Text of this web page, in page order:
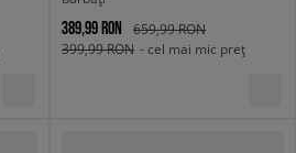
389,99 RON
659,99 RON
399,99 RON - cel mai mic preț